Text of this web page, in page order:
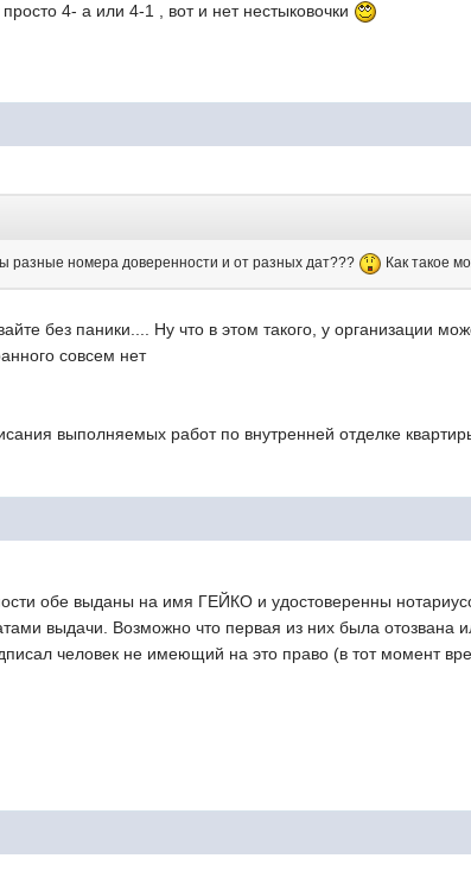
4- а или 4-1 , вот и нет нестыковочки
разные номера доверенности и от разных дат??? Как такое
без паники.... Ну что в этом такого, у организации
совсем нет
выполняемых работ по внутренней отделке
обе выданы на имя ГЕЙКО и удостоверенны
выдачи. Возможно что первая из них была отозвана
человек не имеющий на это право (в тот момент